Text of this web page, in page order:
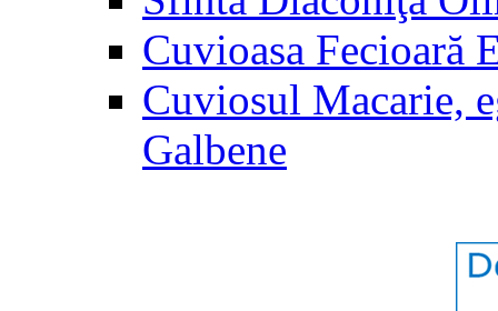
Cuvioasa Fecioară
Cuviosul Macarie,
Galbene